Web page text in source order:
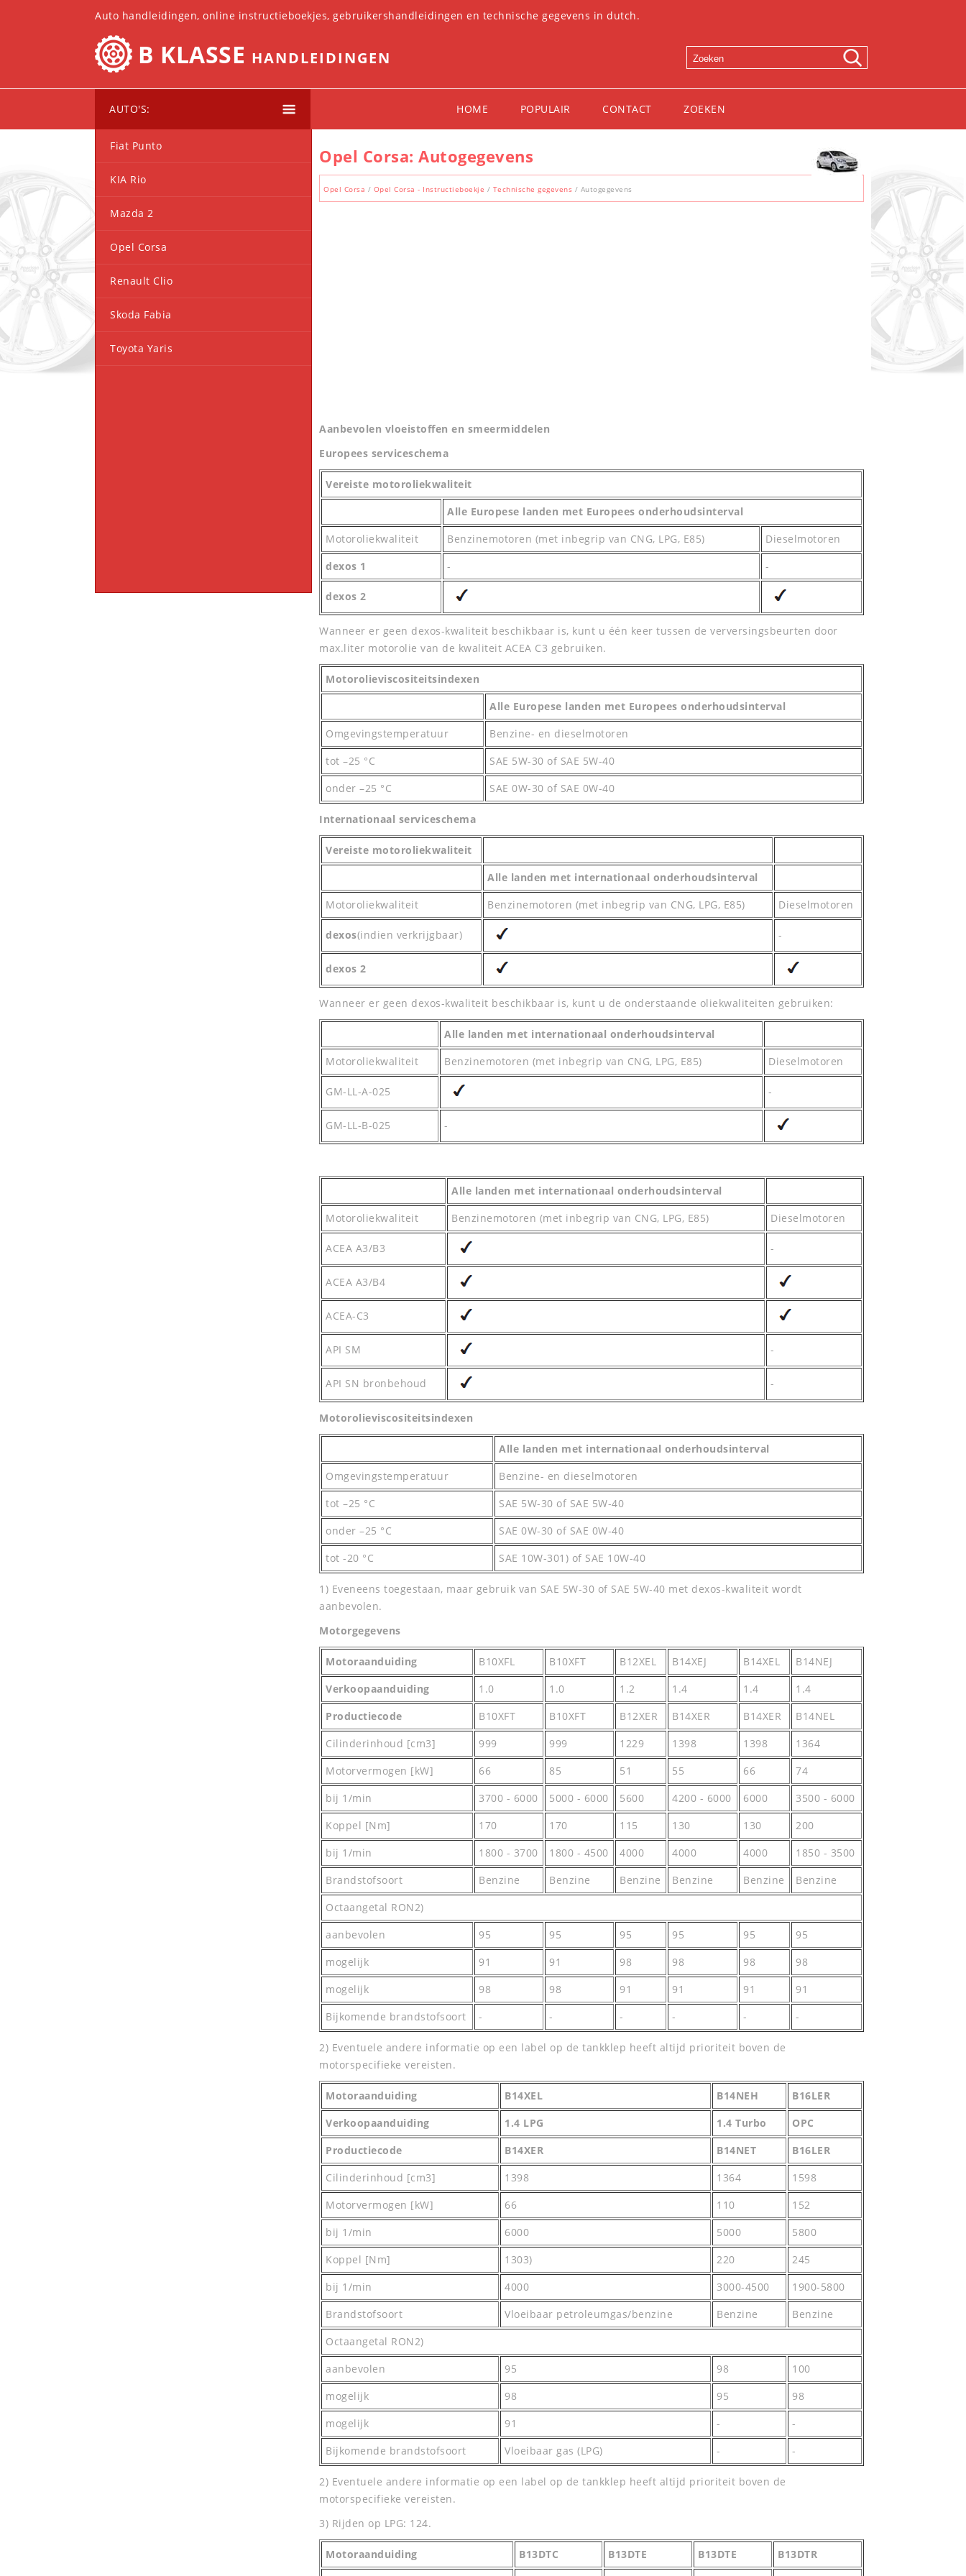
Auto handleidingen, online instructieboekjes, gebruikershandleidingen en technische gegevens in dutch.
B KLASSE HANDLEIDINGEN
AUTO'S: HOME POPULAIR CONTACT ZOEKEN
Opel Corsa: Autogegevens
Opel Corsa / Opel Corsa - Instructieboekje / Technische gegevens / Autogegevens
Aanbevolen vloeistoffen en smeermiddelen
Europees serviceschema
Vereiste motoroliekwaliteit
Alle Europese landen met Europees onderhoudsinterval
Motoroliekwaliteit
Benzinemotoren (met inbegrip van CNG, LPG, E85)
Dieselmotoren
dexos 1
- -
dexos 2
Wanneer er geen dexos-kwaliteit beschikbaar is, kunt u één keer tussen de verversingsbeurten door
max.liter motorolie van de kwaliteit ACEA C3 gebruiken.
Motorolieviscositeitsindexen
Alle Europese landen met Europees onderhoudsinterval
Omgevingstemperatuur
Benzine- en dieselmotoren
tot –25 °C
SAE 5W-30 of SAE 5W-40
onder –25 °C
SAE 0W-30 of SAE 0W-40
Internationaal serviceschema
Vereiste motoroliekwaliteit
Alle landen met internationaal onderhoudsinterval
Motoroliekwaliteit
Benzinemotoren (met inbegrip van CNG, LPG, E85) Dieselmotoren
dexos(indien verkrijgbaar) -
dexos 2
Wanneer er geen dexos-kwaliteit beschikbaar is, kunt u de onderstaande oliekwaliteiten gebruiken:
Alle landen met internationaal onderhoudsinterval
Motoroliekwaliteit
Benzinemotoren (met inbegrip van CNG, LPG, E85) Dieselmotoren
GM-LL-A-025 -
GM-LL-B-025 -
Alle landen met internationaal onderhoudsinterval
Motoroliekwaliteit
Benzinemotoren (met inbegrip van CNG, LPG, E85) Dieselmotoren
ACEA A3/B3 -
ACEA A3/B4
ACEA-C3
API SM -
API SN bronbehoud -
Motorolieviscositeitsindexen
Alle landen met internationaal onderhoudsinterval
Omgevingstemperatuur
Benzine- en dieselmotoren
tot –25 °C
SAE 5W-30 of SAE 5W-40
onder –25 °C
SAE 0W-30 of SAE 0W-40
tot -20 °C
SAE 10W-301) of SAE 10W-40
1) Eveneens toegestaan, maar gebruik van SAE 5W-30 of SAE 5W-40 met dexos-kwaliteit wordt
aanbevolen.
Motorgegevens
Motoraanduiding B10XFL B10XFT B12XEL B14XEJ B14XEL
B14NEJ
Verkoopaanduiding
1.0 1.0 1.2 1.4 1.4
1.4
Productiecode
B10XFT B10XFT B12XER B14XER B14XER
B14NEL
Cilinderinhoud [cm3]
999 999 1229 1398 1398
1364
Motorvermogen [kW]
66 85 51 55 66
74
bij 1/min
3700 - 6000 5000 - 6000 5600 4200 - 6000 6000
3500 - 6000
Koppel [Nm]
170 170 115 130 130
200
bij 1/min
1800 - 3700 1800 - 4500 4000 4000 4000
1850 - 3500
Brandstofsoort
Benzine Benzine Benzine Benzine Benzine
Benzine
Octaangetal RON2)
aanbevolen
95 95 95 95 95
95
mogelijk
91 91 98 98 98
98
mogelijk
98 98 91 91 91
91
Bijkomende brandstofsoort
- - - - - -
2) Eventuele andere informatie op een label op de tankklep heeft altijd prioriteit boven de
motorspecifieke vereisten.
Motoraanduiding B14XEL B14NEH
B16LER
Verkoopaanduiding
1.4 LPG 1.4 Turbo
OPC
Productiecode
B14XER B14NET
B16LER
Cilinderinhoud [cm3]
1398 1364
1598
Motorvermogen [kW]
66 110
152
bij 1/min
6000 5000
5800
Koppel [Nm]
1303) 220
245
bij 1/min
4000 3000-4500
1900-5800
Brandstofsoort
Vloeibaar petroleumgas/benzine Benzine
Benzine
Octaangetal RON2)
aanbevolen
95 98
100
mogelijk
98 95
98
mogelijk
91 -
-
Bijkomende brandstofsoort
Vloeibaar gas (LPG) - -
2) Eventuele andere informatie op een label op de tankklep heeft altijd prioriteit boven de
motorspecifieke vereisten.
3) Rijden op LPG: 124.
Motoraanduiding B13DTC B13DTE B13DTE
B13DTR
Fiat Punto
KIA Rio
Mazda 2
Opel Corsa
Renault Clio
Skoda Fabia
Toyota Yaris